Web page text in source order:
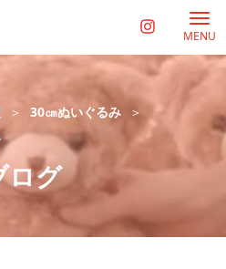
MENU
30㎝ぬいぐるみ
ログ